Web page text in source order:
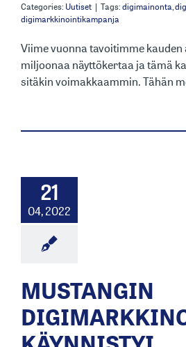
Categories: Uutiset | Tags:digimainonta,
digimarkkinointikampanja
Viime vuonna tavoitimme kauden
miljoonaa näyttökertaa ja tämä
sitäkin voimakkaammin. Tähän
21
04, 2022
MUSTANGIN